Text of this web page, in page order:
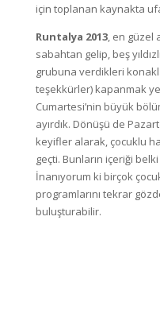
için toplanan kaynakta
Runtalya 2013, en güzel
sabahtan gelip, beş
grubuna verdikleri
teşekkürler) kapanmak
Cumartesi’nin büyük
ayırdık. Dönüşü de
keyifler alarak, çocuklu
geçti. Bunların içeriği
İnanıyorum ki birçok
programlarını tekrar
buluşturabilir.